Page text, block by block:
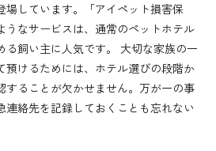
場しています。「アイペット損害保
うなサービスは、通常のペットホテル
る飼い主に人気です。 大切な家族の一
預けるためには、ホテル選びの段階か
することが欠かせません。万が一の事
連絡先を記録しておくことも忘れない